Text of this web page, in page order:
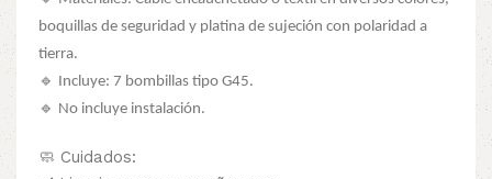
boquillas de seguridad y platina de sujeción con polaridad a
tierra.
🔹 Incluye: 7 bombillas tipo G45.
🔹 No incluye instalación.
🧼 Cuidados: